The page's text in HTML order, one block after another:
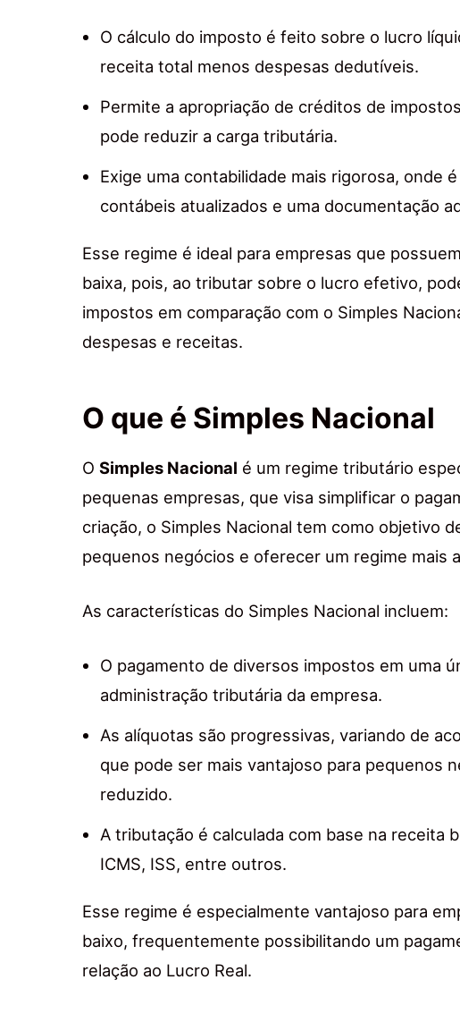
O cálculo do imposto é feito sobre o lucro
receita total menos despesas dedutíveis.
Permite a apropriação de créditos de
pode reduzir a carga tributária.
Exige uma contabilidade mais rigorosa, onde
contábeis atualizados e uma documentação
Esse regime é ideal para empresas que
baixa, pois, ao tributar sobre o lucro efetivo,
impostos em comparação com o Simples
despesas e receitas.
O que é Simples Nacional
O Simples Nacional é um regime tributário
pequenas empresas, que visa simplificar o
criação, o Simples Nacional tem como objetivo
pequenos negócios e oferecer um regime mais
As características do Simples Nacional incluem:
O pagamento de diversos impostos em uma
administração tributária da empresa.
As alíquotas são progressivas, variando de
que pode ser mais vantajoso para pequenos
reduzido.
A tributação é calculada com base na receita
ICMS, ISS, entre outros.
Esse regime é especialmente vantajoso para
baixo, frequentemente possibilitando um
relação ao Lucro Real.